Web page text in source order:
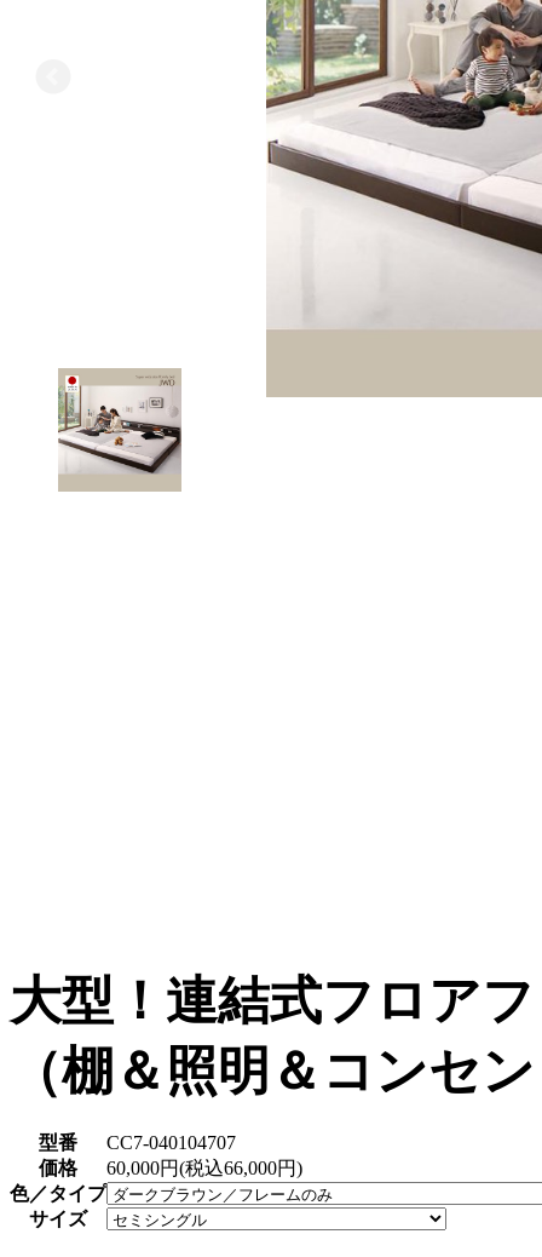
大型！連結式フロア
（棚＆照明＆コンセ
型番
CC7-040104707
価格
60,000円(税込66,000円)
色／タイプ
サイズ